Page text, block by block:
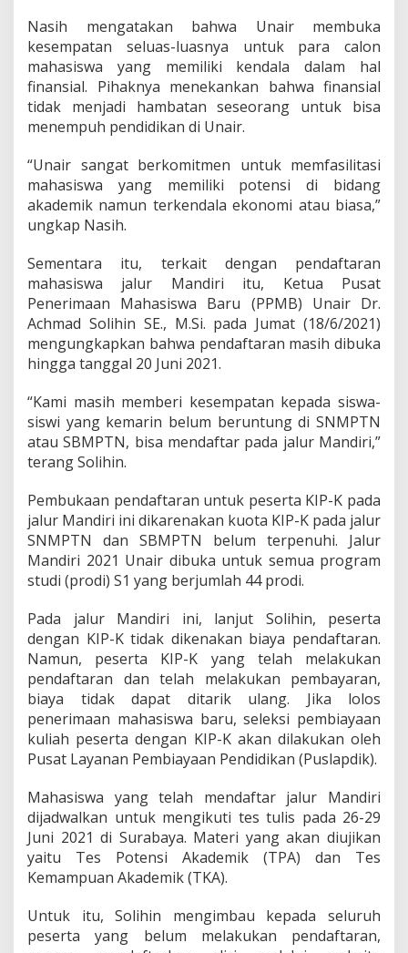
T
N
?
T
e
n
a
,
I
k
J
a
l
r
M
a
d
i
a
i
r
S
a
j
!
Nasih mengatakan bahwa Unair membuka
kesempatan seluas-luasnya untuk para calon
mahasiswa yang memiliki kendala dalam hal
finansial. Pihaknya menekankan bahwa finansial
tidak menjadi hambatan seseorang untuk bisa
menempuh pendidikan di Unair.
“Unair sangat berkomitmen untuk memfasilitasi
mahasiswa yang memiliki potensi di bidang
akademik namun terkendala ekonomi atau biasa,”
ungkap Nasih.
Sementara itu, terkait dengan pendaftaran
mahasiswa jalur Mandiri itu, Ketua Pusat
Penerimaan Mahasiswa Baru (PPMB) Unair Dr.
Achmad Solihin SE., M.Si. pada Jumat (18/6/2021)
mengungkapkan bahwa pendaftaran masih dibuka
hingga tanggal 20 Juni 2021.
“Kami masih memberi kesempatan kepada siswa-
siswi yang kemarin belum beruntung di SNMPTN
atau SBMPTN, bisa mendaftar pada jalur Mandiri,”
terang Solihin.
Pembukaan pendaftaran untuk peserta KIP-K pada
jalur Mandiri ini dikarenakan kuota KIP-K pada jalur
SNMPTN dan SBMPTN belum terpenuhi. Jalur
Mandiri 2021 Unair dibuka untuk semua program
studi (prodi) S1 yang berjumlah 44 prodi.
Pada jalur Mandiri ini, lanjut Solihin, peserta
dengan KIP-K tidak dikenakan biaya pendaftaran.
Namun, peserta KIP-K yang telah melakukan
pendaftaran dan telah melakukan pembayaran,
biaya tidak dapat ditarik ulang. Jika lolos
penerimaan mahasiswa baru, seleksi pembiayaan
kuliah peserta dengan KIP-K akan dilakukan oleh
Pusat Layanan Pembiayaan Pendidikan (Puslapdik).
Mahasiswa yang telah mendaftar jalur Mandiri
dijadwalkan untuk mengikuti tes tulis pada 26-29
Juni 2021 di Surabaya. Materi yang akan diujikan
yaitu Tes Potensi Akademik (TPA) dan Tes
Kemampuan Akademik (TKA).
Untuk itu, Solihin mengimbau kepada seluruh
peserta yang belum melakukan pendaftaran,